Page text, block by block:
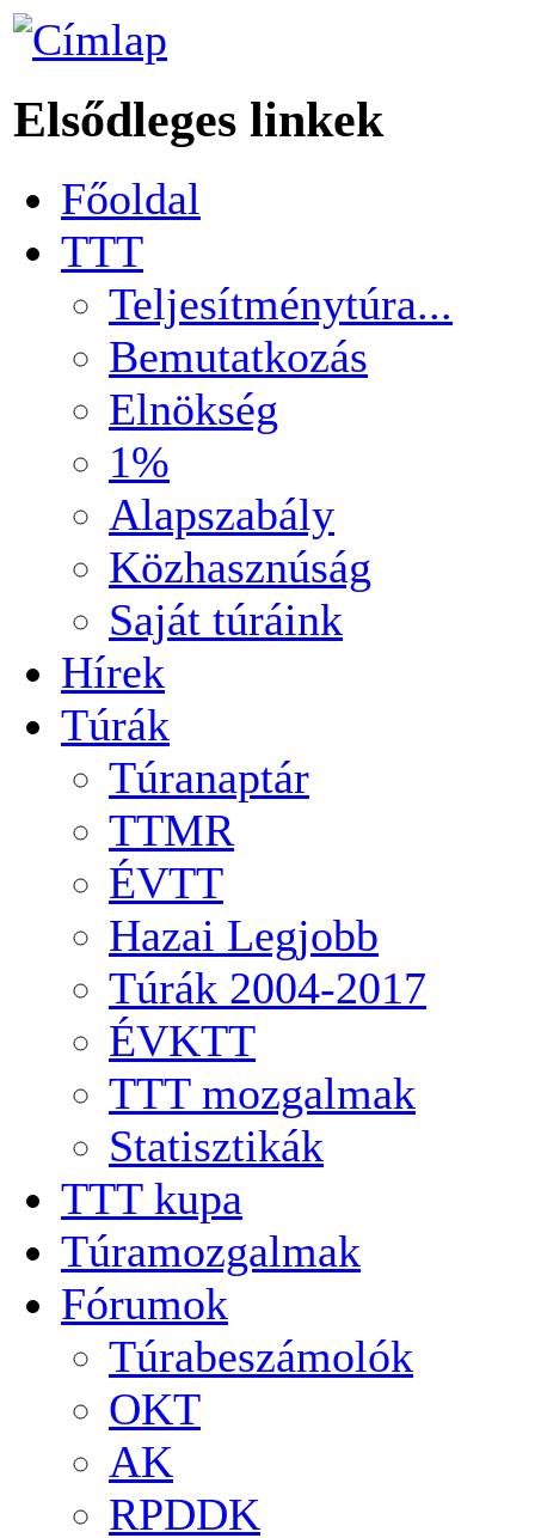
Elsődleges linkek
Főoldal
TTT
Teljesítménytúra...
Bemutatkozás
Elnökség
1%
Alapszabály
Közhasznúság
Saját túráink
Hírek
Túrák
Túranaptár
TTMR
ÉVTT
Hazai Legjobb
Túrák 2004-2017
ÉVKTT
TTT mozgalmak
Statisztikák
TTT kupa
Túramozgalmak
Fórumok
Túrabeszámolók
OKT
AK
RPDDK